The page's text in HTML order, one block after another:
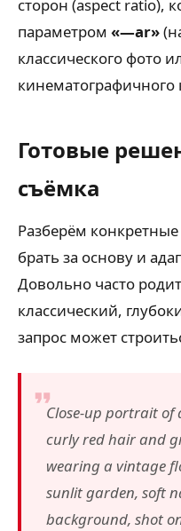
сторон (aspect ratio),
параметром «—ar»
классического фото
кинематографичного
Готовые
съёмка
Разберём
брать за основу и
Довольно часто
классический,
запрос может
Close-up portrait of
curly red hair and
wearing a vintage
sunlit garden, soft
background, shot